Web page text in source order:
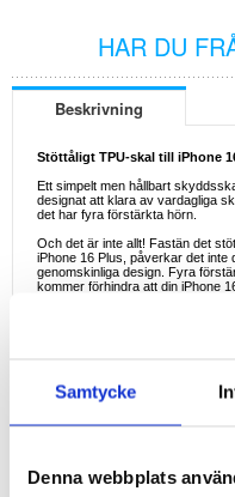
Samtycke
Denna webbplats
HAR DU
Beskrivning
Stöttåligt TPU-skal till iPhone
Ett simpelt men hållbart
designat att klara av vardagliga
det har fyra förstärkta hörn.
Och det är inte allt! Fastän det
iPhone 16 Plus, påverkar det
genomskinliga design. Fyra
kommer förhindra att din iPhone
- Designat med fyra förstärkta
- Exakta utskärningar ger enkel
- Detta iPhone 16 Plus skal är
Kompatibilitet:iPhone 16 Plus
EAN: 5714122455888